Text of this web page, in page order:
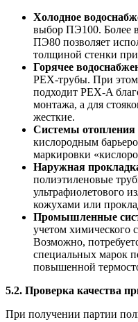
Холодное
выбор ПЭ100. Более
ПЭ80 позволяет
толщиной стенки
Горячее
PEX-трубы. При
подходит PEX-A
монтажа, а для
жесткие.
Системы отопления
кислородным
маркировки
Наружная
полиэтиленовые
ультрафиолетового
кожухами или
Промышленные
учетом химического
Возможно,
специальных марок
повышенной
5.2. Проверка качества
При получении партии